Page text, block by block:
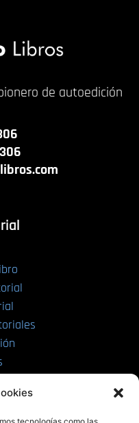
de autoedición